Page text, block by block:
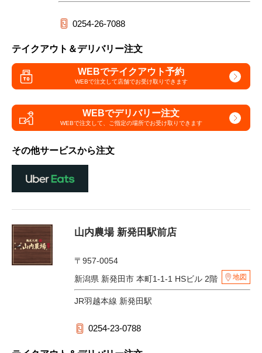
0254-26-7088
テイクアウト＆デリバリー注文
WEBでテイクアウト予約
WEBで注文して店舗でお受け取りできます
WEBでデリバリー注文
WEBで注文して、 ご指定の場所でお受け取りできます
その他サービスから注文
山内農場 新発田駅前店
〒957-0054
新潟県 新発田市 本町1-1-1 HSビル 2階
地図
JR羽越本線 新発田駅
0254-23-0788